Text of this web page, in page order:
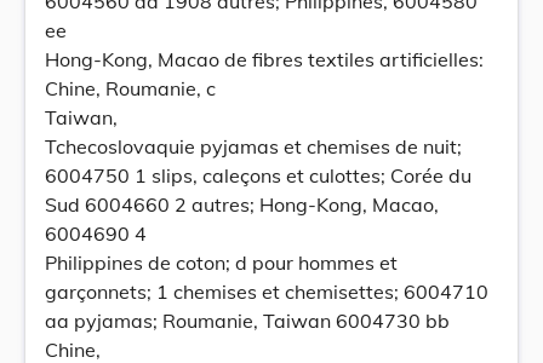
ee
Hong-Kong, Macao de fibres textiles artificielles:
Chine, Roumanie, c
Taiwan,
Tchecoslovaquie pyjamas et chemises de nuit;
6004750 1 slips, caleçons et culottes; Corée du
Sud 6004660 2 autres; Hong-Kong, Macao,
6004690 4
Philippines de coton; d pour hommes et
garçonnets; 1 chemises et chemisettes; 6004710
aa pyjamas; Roumanie, Taiwan 6004730 bb
Chine,